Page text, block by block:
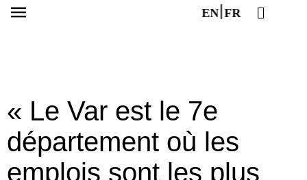
EN FR
« Le Var est le 7e
département où les
emplois sont les plus